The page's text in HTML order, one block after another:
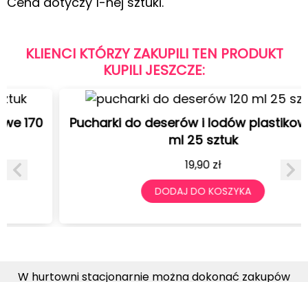
KLIENCI KTÓRZY ZAKUPILI TEN PRODUKT
KUPILI JESZCZE:
Pucharki do deserów i lodów plastikowe 120
ml 25 sztuk
DODAJ DO KOSZYKA
W hurtowni stacjonarnie można dokonać zakupów